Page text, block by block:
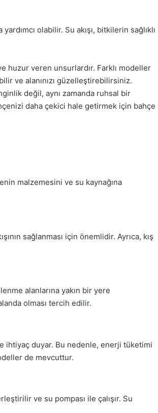
olabilir. Su akışı, bitkilerin sağlıklı
huzur veren unsurlardır. Farklı modeller
ve alanınızı güzelleştirebilirsiniz.
değil, aynı zamanda ruhsal bir
daha çekici hale getirmek için bahçe
malzemesini ve su kaynağına
sağlanması için önemlidir. Ayrıca, kış
alanlarına yakın bir yere
olması tercih edilir.
ihtiyaç duyar. Bu nedenle, enerji tüketimi
de mevcuttur.
ve su pompası ile çalışır. Su